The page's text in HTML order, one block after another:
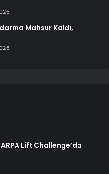
Mahsur Kaldı,
Lift Challenge’da